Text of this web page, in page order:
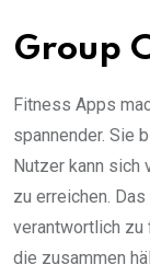
Group
Fitness Apps
spannender. Sie
Nutzer kann sich
zu erreichen.
verantwortlich zu
die zusammen